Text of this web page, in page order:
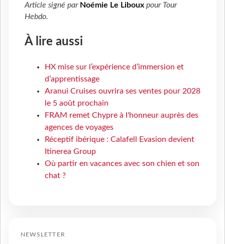
Article signé par Noémie Le Liboux pour Tour
Hebdo.
À lire aussi
HX mise sur l’expérience d’immersion et
d’apprentissage
Aranui Cruises ouvrira ses ventes pour 2028
le 5 août prochain
FRAM remet Chypre à l'honneur auprès des
agences de voyages
Réceptif ibérique : Calafell Evasion devient
Itinerea Group
Où partir en vacances avec son chien et son
chat ?
NEWSLETTER